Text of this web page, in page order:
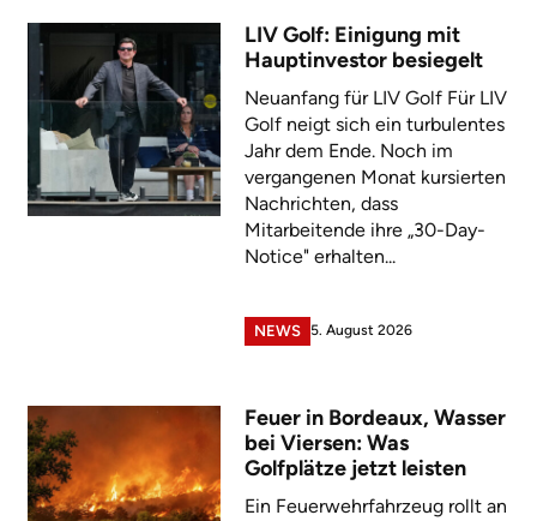
LIV Golf: Einigung mit
Hauptinvestor besiegelt
Neuanfang für LIV Golf Für LIV
Golf neigt sich ein turbulentes
Jahr dem Ende. Noch im
vergangenen Monat kursierten
Nachrichten, dass
Mitarbeitende ihre „30-Day-
Notice" erhalten...
NEWS 5. August 2026
Feuer in Bordeaux, Wasser
bei Viersen: Was
Golfplätze jetzt leisten
Ein Feuerwehrfahrzeug rollt an